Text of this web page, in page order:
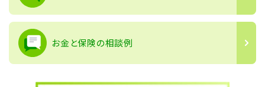
お金と保険の相談例